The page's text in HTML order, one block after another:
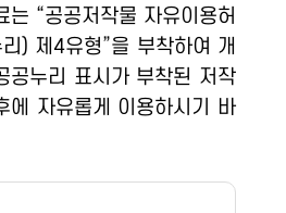
는 “공공저작물 자유이용허
) 제4유형”을 부착하여 개
공누리 표시가 부착된 저작
에 자유롭게 이용하시기 바